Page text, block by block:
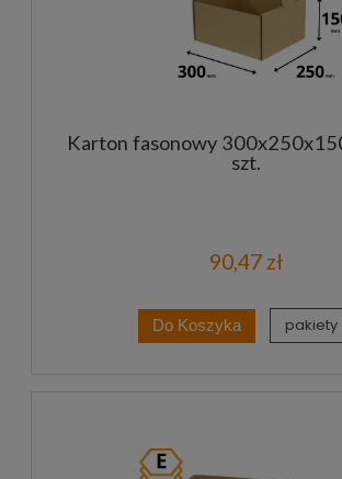
Karton fasonowy
szt.
90,47 zł
Do Koszyka pakiety